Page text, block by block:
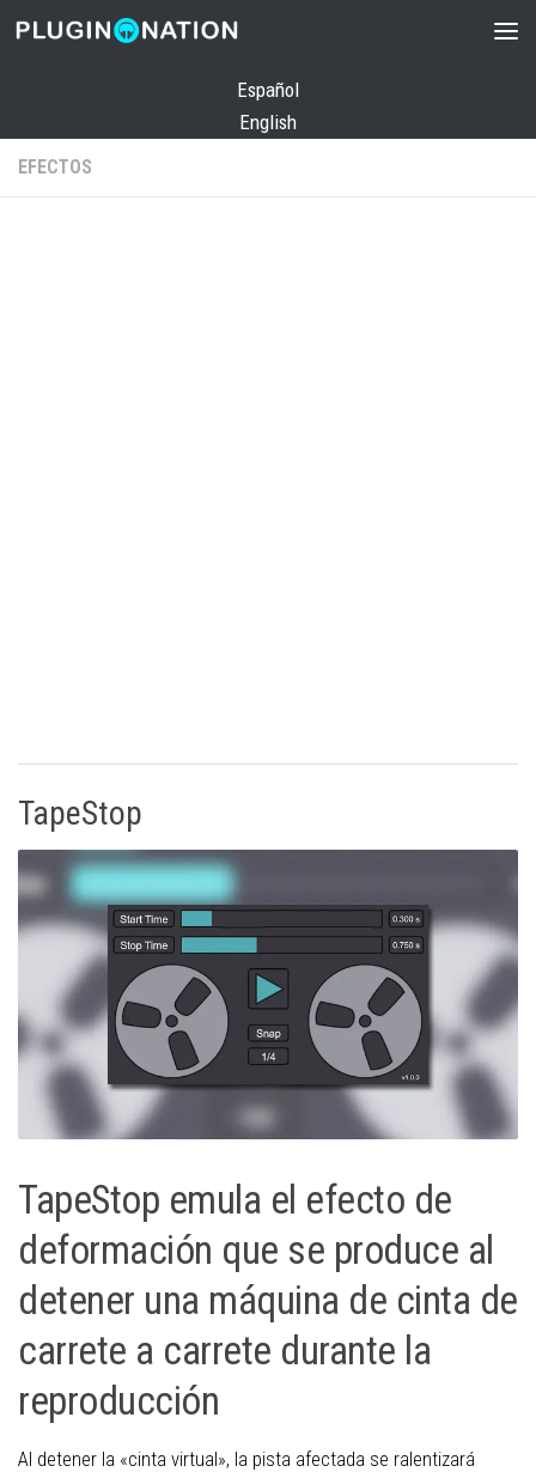
Saltar al contenido
Español
English
EFECTOS
TapeStop
TapeStop emula el efecto de
deformación que se produce al
detener una máquina de cinta de
carrete a carrete durante la
reproducción
Al detener la «cinta virtual», la pista afectada se ralentizará